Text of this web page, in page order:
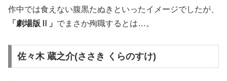
作中では食えない腹黒たぬきといったイメージでしたが、
「劇場版Ⅱ」 でまさか殉職するとは…。
佐々木 蔵之介(ささき くらのすけ)